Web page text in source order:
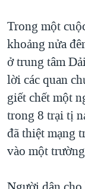
BÊN KIA
QUAN HỆ VIỆT
Trong một
khoảng nửa
ở trung tâm
lời các quan
giết chết một
trong 8 trại tị
đã thiệt mạng
vào một